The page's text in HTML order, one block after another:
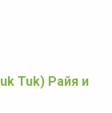
Tuk) Райя и